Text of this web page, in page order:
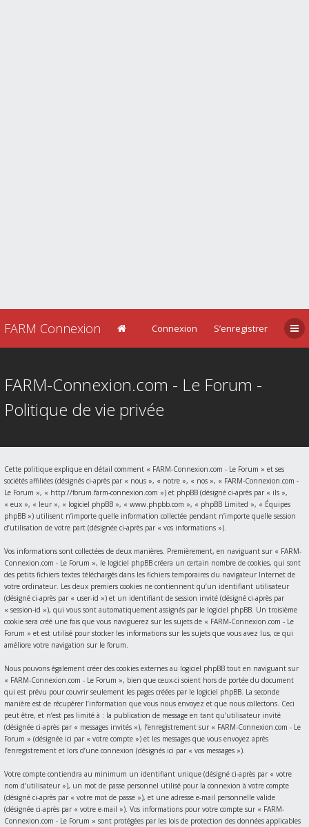
FARM Connexion Connexion S’enregistrer
FARM-Connexion.com - Le Forum -
Politique de vie privée
Cette politique explique en détail comment « FARM-Connexion.com - Le Forum » et ses
sociétés affiliées (désignés ci-après par « nous », « notre », « nos », « FARM-Connexion.com -
Le Forum », « http://forum.farm-connexion.com ») et phpBB (désigné ci-après par « ils »,
« eux », « leur », « logiciel phpBB », « www.phpbb.com », « phpBB Limited », « Équipes
phpBB ») utilisent n’importe quelle information collectée pendant n’importe quelle session
d’utilisation de votre part (désignée ci-après par « vos informations »).
Vos informations sont collectées de deux manières. Premièrement, en naviguant sur « FARM-
Connexion.com - Le Forum », le logiciel phpBB créera un certain nombre de cookies, qui sont
des petits fichiers textes téléchargés dans les fichiers temporaires du navigateur Internet de
votre ordinateur. Les deux premiers cookies ne contiennent qu’un identifiant utilisateur
(désigné ci-après par « user-id ») et un identifiant de session invité (désigné ci-après par
« session-id »), qui vous sont automatiquement assignés par le logiciel phpBB. Un troisième
cookie sera créé une fois que vous naviguerez sur les sujets de « FARM-Connexion.com - Le
Forum » et est utilisé pour stocker les informations sur les sujets que vous avez lus, ce qui
améliore votre navigation sur le forum.
Nous pouvons également créer des cookies externes au logiciel phpBB tout en naviguant sur
« FARM-Connexion.com - Le Forum », bien que ceux-ci soient hors de portée du document
qui est prévu pour couvrir seulement les pages créées par le logiciel phpBB. La seconde
manière est de récupérer l’information que vous nous envoyez et que nous collectons. Ceci
peut être, et n’est pas limité à : la publication de message en tant qu’utilisateur invité
(désignée ci-après par « messages invités »), l’enregistrement sur « FARM-Connexion.com - Le
Forum » (désignée ici par « votre compte ») et les messages que vous envoyez après
l’enregistrement et lors d’une connexion (désignés ici par « vos messages »).
Votre compte contiendra au minimum un identifiant unique (désigné ci-après par « votre
nom d’utilisateur »), un mot de passe personnel utilisé pour la connexion à votre compte
(désigné ci-après par « votre mot de passe »), et une adresse e-mail personnelle valide
(désignée ci-après par « votre e-mail »). Vos informations pour votre compte sur « FARM-
Connexion.com - Le Forum » sont protégées par les lois de protection des données applicables